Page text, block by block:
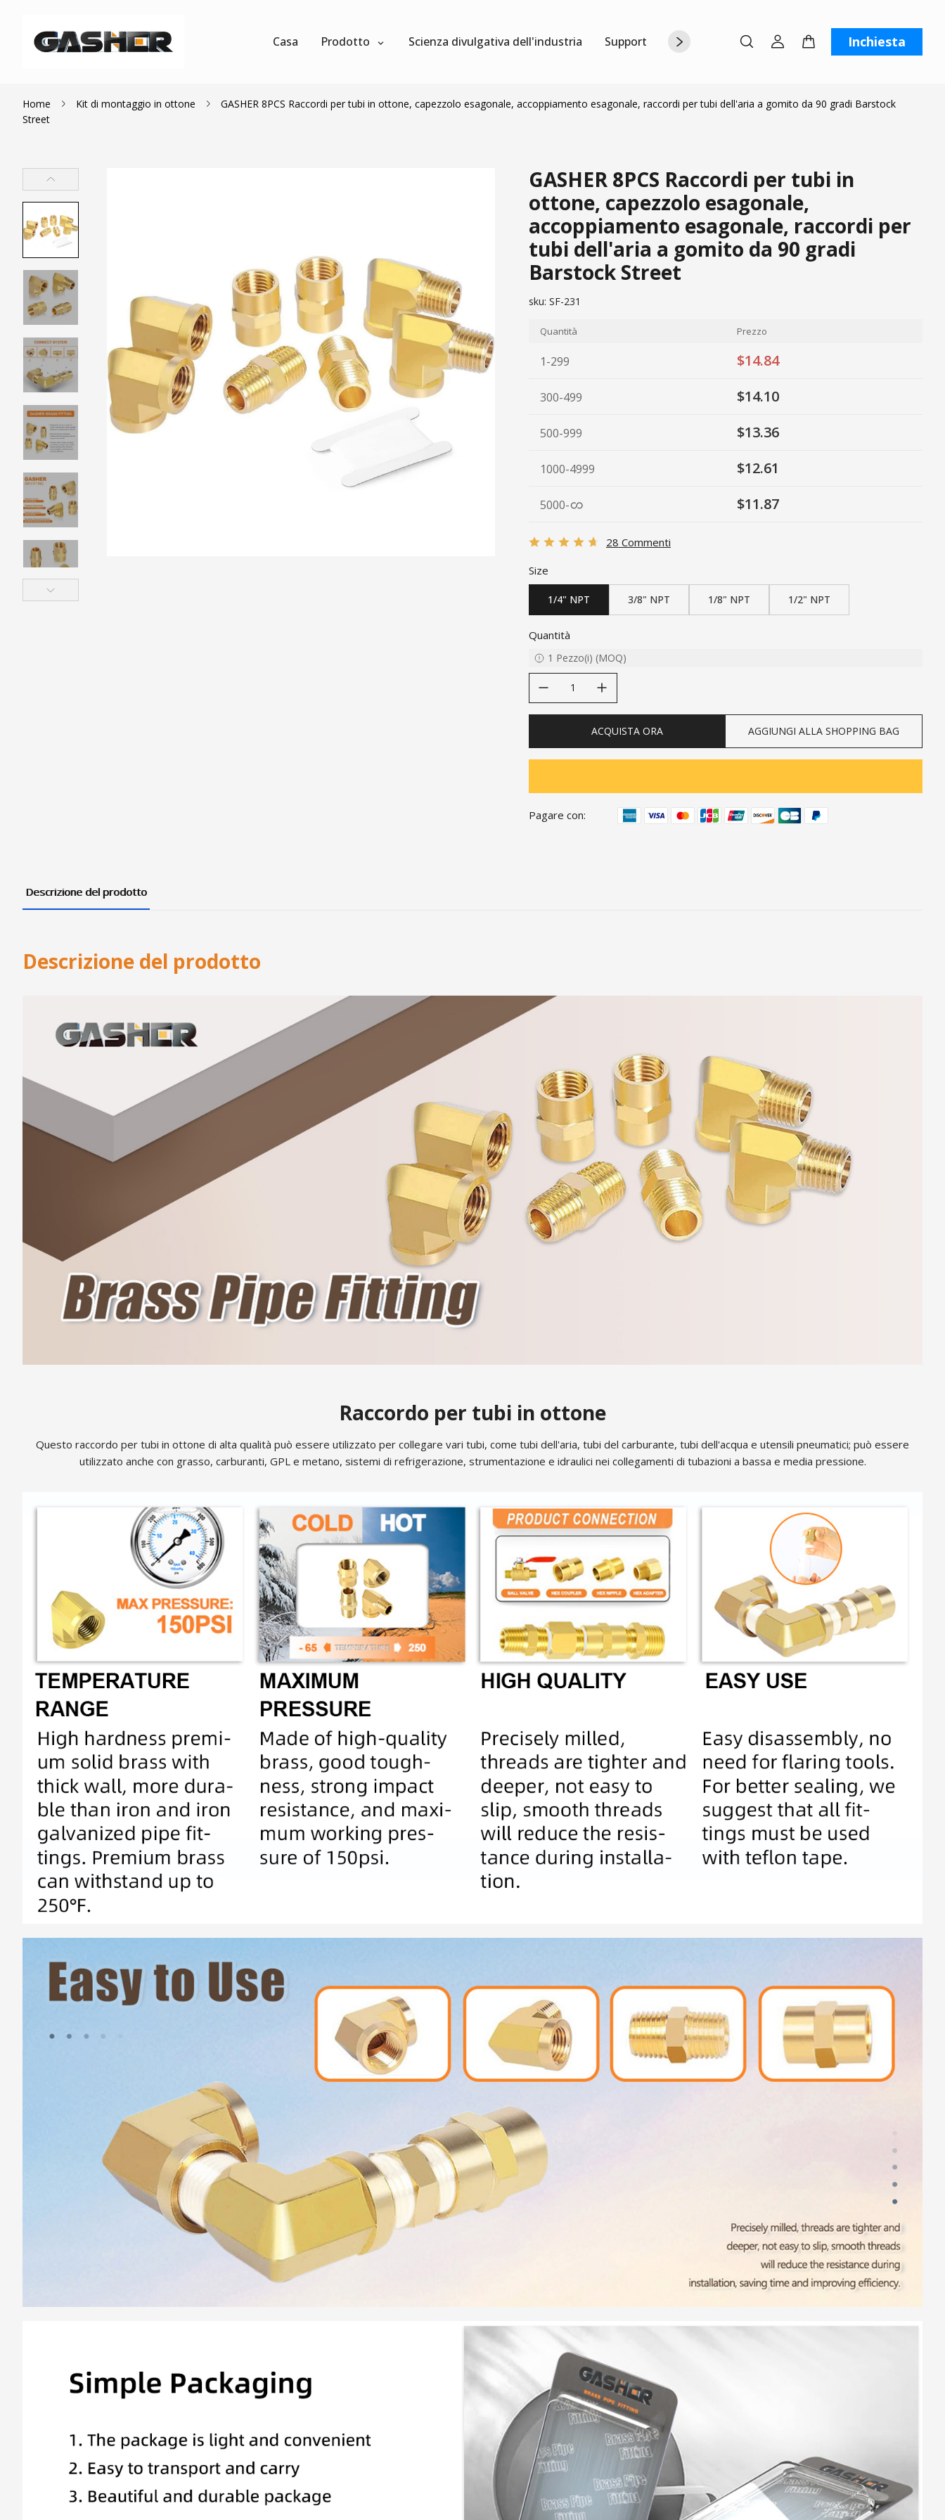
Casa Prodotto Scienza divulgativa dell'industria Supporto Chi siamo Contattaci Inchiesta
Home Kit di montaggio in ottone
GASHER 8PCS Raccordi per tubi in ottone, capezzolo esagonale, accoppiamento esagonale, raccordi per tubi dell'aria a gomito da 90 gradi Barstock
Street
GASHER 8PCS Raccordi per tubi in
ottone, capezzolo esagonale,
accoppiamento esagonale, raccordi per
tubi dell'aria a gomito da 90 gradi
Barstock Street
sku: SF-231
Quantità Prezzo
1-299 $14.84
300-499 $14.10
500-999 $13.36
1000-4999 $12.61
5000- $11.87
28 Commenti
Size
1/4" NPT 3/8" NPT 1/8" NPT 1/2" NPT
Quantità
1 Pezzo(i) (MOQ)
ACQUISTA ORA AGGIUNGI ALLA SHOPPING BAG
Pagare con:
Descrizione del prodotto
Descrizione del prodotto
Raccordo per tubi in ottone
Questo raccordo per tubi in ottone di alta qualità può essere utilizzato per collegare vari tubi, come tubi dell'aria, tubi del carburante, tubi dell'acqua e utensili pneumatici; può essere
utilizzato anche con grasso, carburanti, GPL e metano, sistemi di refrigerazione, strumentazione e idraulici nei collegamenti di tubazioni a bassa e media pressione.